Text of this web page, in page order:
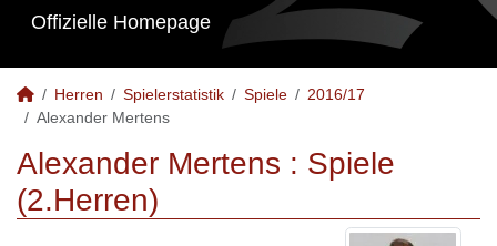
Offizielle Homepage
Herren Spielerstatistik Spiele
2016/17
Alexander Mertens
Alexander Mertens : Spiele
(2.Herren)